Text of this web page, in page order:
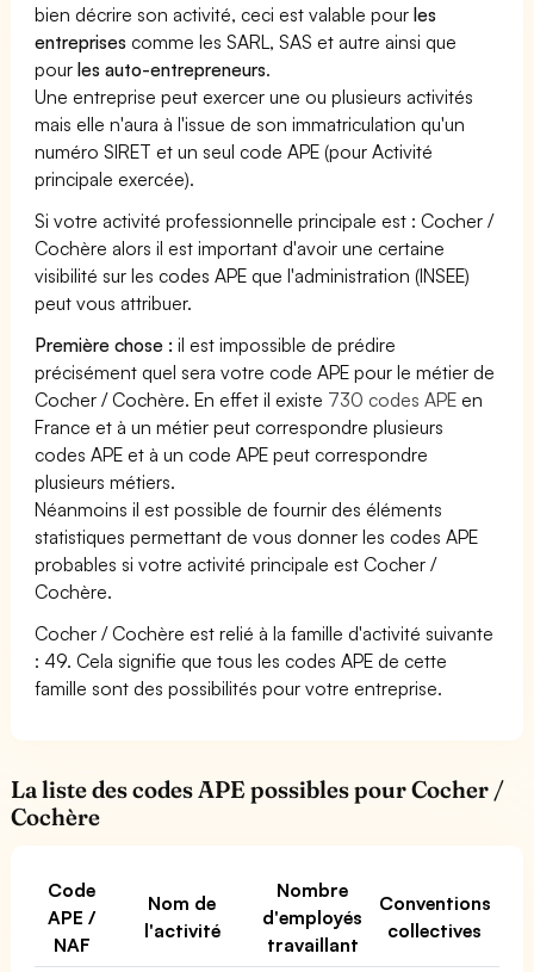
bien décrire son activité, ceci est valable pourles
entreprises comme les SARL, SAS et autre ainsi que
pourles auto-entrepreneurs.
Une entreprise peut exercer une ou plusieurs activités
mais elle n'aura à l'issue de son immatriculation qu'un
numéro SIRET et un seul code APE (pour Activité
principale exercée).
Si votre activité professionnelle principale est : Cocher /
Cochère alors il est important d'avoir une certaine
visibilité sur les codes APE que l'administration (INSEE)
peut vous attribuer.
Première chose : il est impossible de prédire
précisément quel sera votre code APE pour le métier de
Cocher / Cochère. En effet il existe 730 codes APE en
France et à un métier peut correspondre plusieurs
codes APE et à un code APE peut correspondre
plusieurs métiers.
Néanmoins il est possible de fournir des éléments
statistiques permettant de vous donner les codes APE
probables si votre activité principale est Cocher /
Cochère.
Cocher / Cochère est relié à la famille d'activité suivante
: 49. Cela signifie que tous les codes APE de cette
famille sont des possibilités pour votre entreprise.
La liste des codes APE possibles pour Cocher /
Cochère
Code
APE /
NAF
Nom de
l'activité
Nombre
d'employés
travaillant
Conventions
collectives